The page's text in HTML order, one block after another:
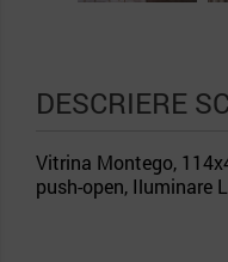
DESCRIERE
Vitrina Montego,
push-open, Iluminare